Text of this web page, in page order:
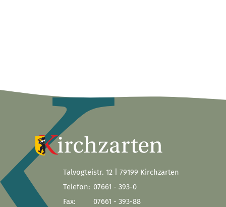
Talvogteistr. 12 | 79199 Kirchzarten
Telefon: 07661 - 393-0
Fax:
07661 - 393-88